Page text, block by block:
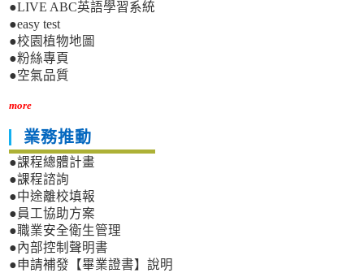
●LIVE ABC英語學習系統
●easy test
●校園植物地圖
●粉絲專頁
●空氣品質
more
業務推動
●課程總體計畫
●課程諮詢
●中途離校填報
●員工協助方案
●職業安全衛生管理
●內部控制聲明書
●申請補發【畢業證書】說明